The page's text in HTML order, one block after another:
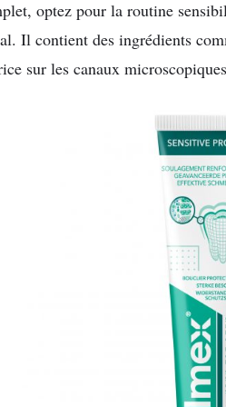
optez pour la routine
Il contient des ingrédients
sur les canaux